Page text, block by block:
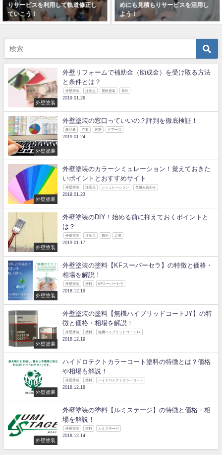
めにも見積もりサービスを活用し
よう！
に見るために見積もりサービスを
2018年11月24日
外壁塗装
外壁リフォームで補助金（助成金）を受け取る方法
と条件とは？
外壁塗装 注意点 屋根塗装 条件
2019.01.26
外壁塗装
外壁塗装の窓口っていいの？評判を徹底検証！
商品券 詐欺 迷惑 ドアーズ
2019.01.24
外壁塗装
外壁塗装のカラーシミュレーション！覚えておきた
いポイントとおすすめサイト
外壁塗装 注意点 シミュレーション 色組み合わせ
2019.01.23
外壁塗装
外壁塗装のDIY！始める前に抑えておくポイントと
は？
外壁塗装 注意点 費用 足場
2019.01.17
外壁塗装
外壁塗装の塗料【KFスーパーセラ】の特徴と価格・
相場を解説！
外壁塗装 塗料 KFスーパーセラ
2018.12.19
外壁塗装
外壁塗装の塗料【無機ハイブリッドコートJY】の特
徴と価格・相場を解説！
外壁塗装 塗料 無機ハイブリッドコートJY
2018.12.19
外壁塗装
ハイドロテクトカラーコート塗料の特徴とは？価格
や相場も解説！
外壁塗装 塗料 ハイドロテクトカラーコート
2018.12.18
外壁塗装
外壁塗装の塗料【ルミステージ】の特徴と価格・相
場を解説！
外壁塗装 塗料 ルミステージ
2018.12.14